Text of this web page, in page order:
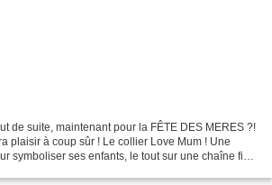
de suite, maintenant pour la FÊTE DES MERES ?!
plaisir à coup sûr ! Le collier Love Mum ! Une
symboliser ses enfants, le tout sur une chaîne fine